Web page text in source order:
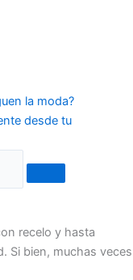
la moda?
desde tu
recelo y hasta
Si bien, muchas veces